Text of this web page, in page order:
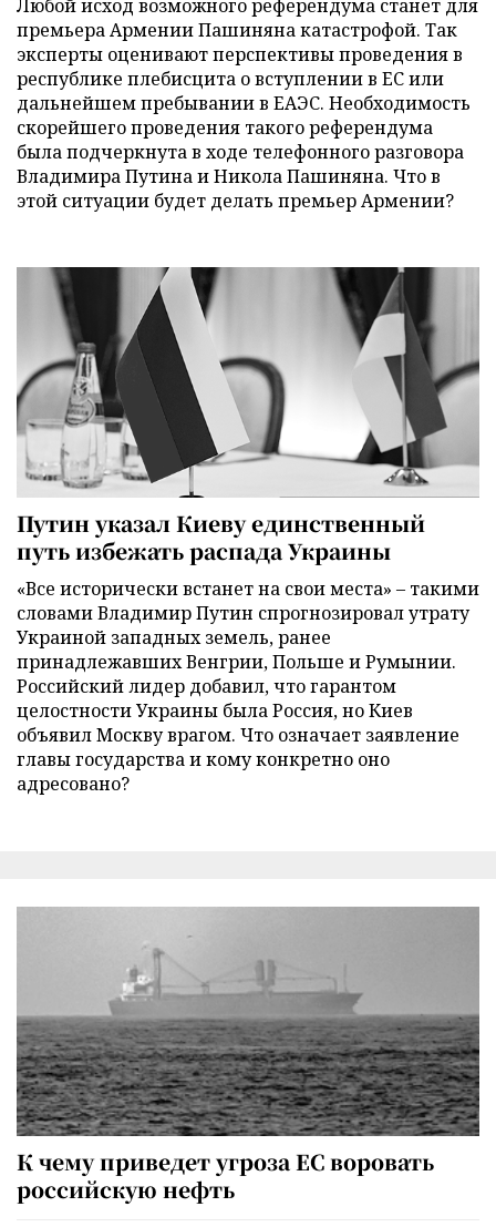
Любой исход возможного референдума станет для
премьера Армении Пашиняна катастрофой. Так
эксперты оценивают перспективы проведения в
республике плебисцита о вступлении в ЕС или
дальнейшем пребывании в ЕАЭС. Необходимость
скорейшего проведения такого референдума
была подчеркнута в ходе телефонного разговора
Владимира Путина и Никола Пашиняна. Что в
этой ситуации будет делать премьер Армении?
Путин указал Киеву единственный
путь избежать распада Украины
«Все исторически встанет на свои места» – такими
словами Владимир Путин спрогнозировал утрату
Украиной западных земель, ранее
принадлежавших Венгрии, Польше и Румынии.
Российский лидер добавил, что гарантом
целостности Украины была Россия, но Киев
объявил Москву врагом. Что означает заявление
главы государства и кому конкретно оно
адресовано?
К чему приведет угроза ЕС воровать
российскую нефть